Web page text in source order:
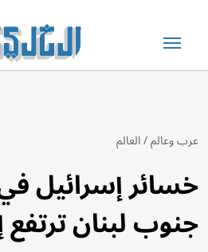
عرب وعالم/العالم
خسائر إسرائيل
جنوب لبنان ترتفع إلى 26